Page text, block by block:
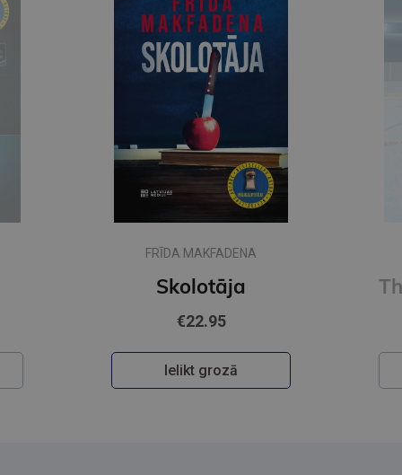
FRĪDA MAKFADENA
Skolotāja
€22.95
Ielikt grozā